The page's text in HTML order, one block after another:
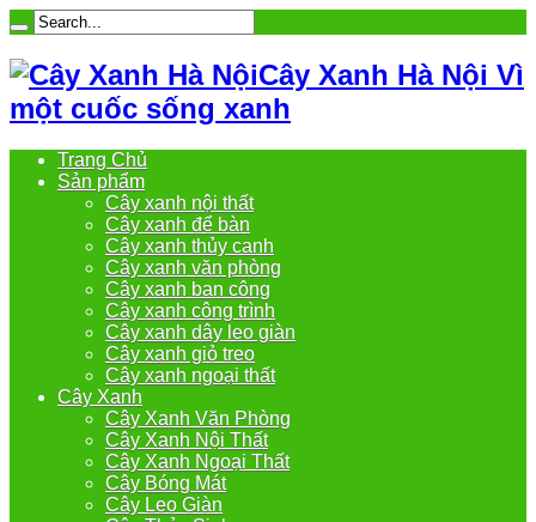
Cây Xanh Hà Nội Vì
một cuốc sống xanh
Trang Chủ
Sản phẩm
Cây xanh nội thất
Cây xanh để bàn
Cây xanh thủy canh
Cây xanh văn phòng
Cây xanh ban công
Cây xanh công trình
Cây xanh dây leo giàn
Cây xanh giỏ treo
Cây xanh ngoại thất
Cây Xanh
Cây Xanh Văn Phòng
Cây Xanh Nội Thất
Cây Xanh Ngoại Thất
Cây Bóng Mát
Cây Leo Giàn